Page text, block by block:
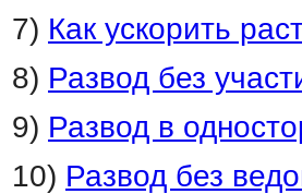
7) Как ускорить
8) Развод без
9) Развод в
10) Развод без